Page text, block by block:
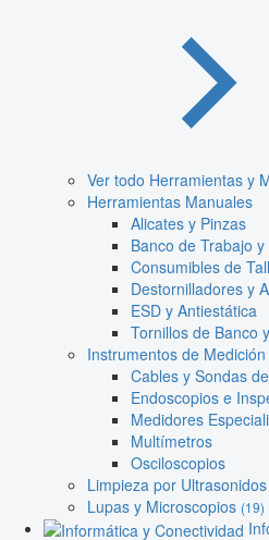
Ver todo Herramientas y
Herramientas Manuales
Alicates y Pinzas
Banco de Trabajo
Consumibles de
Destornilladores y
ESD y Antiestática
Tornillos de Banco
Instrumentos de Medición
Cables y Sondas
Endoscopios e
Medidores
Multímetros
Osciloscopios
Limpieza por Ultrasonidos
Lupas y Microscopios (19)